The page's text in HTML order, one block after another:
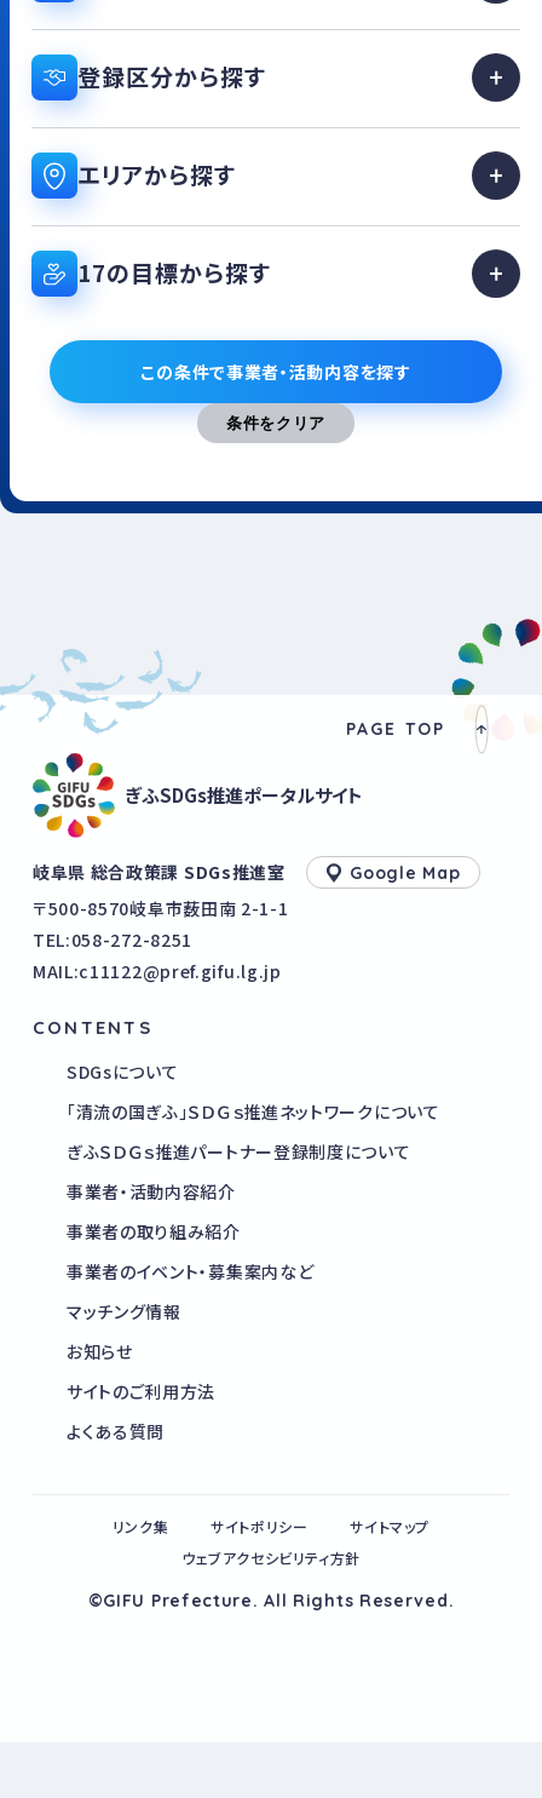
登録区分から探す
エリアから探す
17の目標から探す
この条件で事業者・活動内容を探す
PAGE TOP
ぎふSDGs推進ポータルサイト
岐阜県 総合政策課 SDGs推進室 Google Map
〒500-8570岐阜市薮田南 2-1-1
TEL:058-272-8251
MAIL:c11122@pref.gifu.lg.jp
CONTENTS
SDGsについて
「清流の国ぎふ」ＳＤＧｓ推進ネットワークについて
ぎふＳＤＧｓ推進パートナー登録制度について
事業者・活動内容紹介
事業者の取り組み紹介
事業者のイベント・募集案内など
マッチング情報
お知らせ
サイトのご利用方法
よくある質問
©GIFU Prefecture. All Rights Reserved.
リンク集 サイトポリシー
サイトマップ
ウェブアクセシビリティ方針